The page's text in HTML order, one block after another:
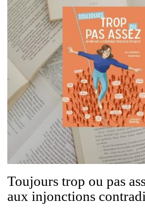
Toujours trop ou pas
aux injonctions